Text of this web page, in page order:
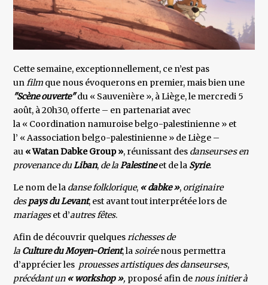
Cette semaine, exceptionnellement, ce n’est pas
unfilm que nous évoquerons en premier, mais bien une
"Scène ouverte"du « Sauvenière », à Liège, le mercredi 5
août, à 20h30, offerte – en partenariat avec
la « Coordination namuroise belgo-palestinienne » et
l’ « Aassociation belgo-palestinienne » de Liège –
au « Watan Dabke Group », réunissant des danseur·se·sen
provenance duLiban, de laPalestineet de la Syrie.
Le nom de la danse folklorique, « dabke », originaire
despays du Levant, est avant tout interprétée lors de
mariageset d’autres fêtes.
Afin de découvrir quelquesrichesses de
la Culture du Moyen-Orient, lasoiréenous permettra
d’apprécier les prouesses artistiques des danseur·se·s,
précédant un « workshop », proposé afin denous initier à